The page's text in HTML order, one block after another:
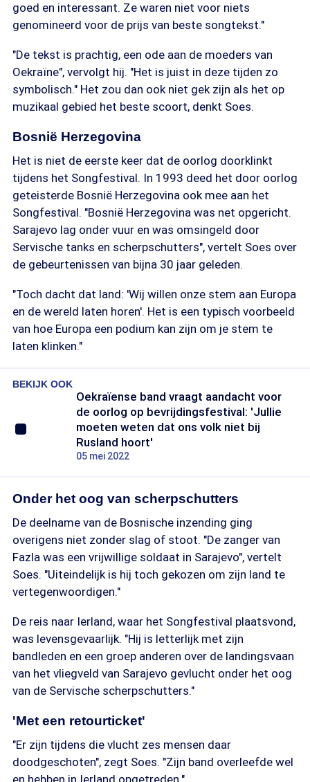
goed en interessant. Ze waren niet voor niets
genomineerd voor de prijs van beste songtekst."
"De tekst is prachtig, een ode aan de moeders van
Oekraïne", vervolgt hij. "Het is juist in deze tijden zo
symbolisch." Het zou dan ook niet gek zijn als het op
muzikaal gebied het beste scoort, denkt Soes.
Bosnië Herzegovina
Het is niet de eerste keer dat de oorlog doorklinkt
tijdens het Songfestival. In 1993 deed het door oorlog
geteisterde Bosnië Herzegovina ook mee aan het
Songfestival. "Bosnië Herzegovina was net opgericht.
Sarajevo lag onder vuur en was omsingeld door
Servische tanks en scherpschutters", vertelt Soes over
de gebeurtenissen van bijna 30 jaar geleden.
"Toch dacht dat land: 'Wij willen onze stem aan Europa
en de wereld laten horen'. Het is een typisch voorbeeld
van hoe Europa een podium kan zijn om je stem te
laten klinken."
BEKIJK OOK
Oekraïense band vraagt aandacht voor
de oorlog op bevrijdingsfestival: 'Jullie
moeten weten dat ons volk niet bij
Rusland hoort'
05 mei 2022
Onder het oog van scherpschutters
De deelname van de Bosnische inzending ging
overigens niet zonder slag of stoot. "De zanger van
Fazla was een vrijwillige soldaat in Sarajevo", vertelt
Soes. "Uiteindelijk is hij toch gekozen om zijn land te
vertegenwoordigen."
De reis naar Ierland, waar het Songfestival plaatsvond,
was levensgevaarlijk. "Hij is letterlijk met zijn
bandleden en een groep anderen over de landingsvaan
van het vliegveld van Sarajevo gevlucht onder het oog
van de Servische scherpschutters."
'Met een retourticket'
"Er zijn tijdens die vlucht zes mensen daar
doodgeschoten", zegt Soes. "Zijn band overleefde wel
en hebben in Ierland opgetreden."